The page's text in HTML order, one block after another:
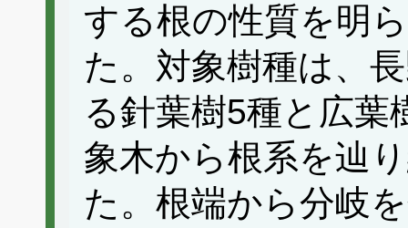
する根の性質を明
た。対象樹種は、
る針葉樹5種と広葉
象木から根系を辿
た。根端から分岐